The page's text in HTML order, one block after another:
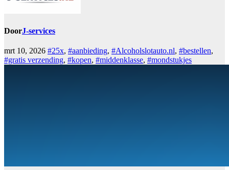
DoorJ-services
mrt 10, 2026 #25x, #aanbieding, #Alcoholslotauto.nl, #bestellen,
#gratis verzending, #kopen, #middenklasse, #mondstukjes